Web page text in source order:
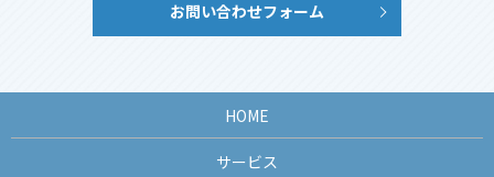
お問い合わせフォーム
HOME
サービス